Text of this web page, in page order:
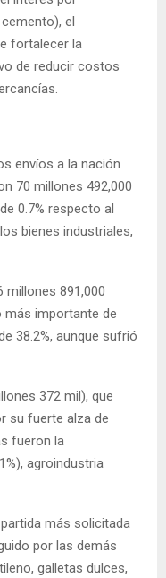
el
fortalecer la
de reducir costos
envíos a la nación
70 millones 492,000
0.7% respecto al
bienes industriales,
millones 891,000
más importante de
38.2%, aunque sufrió
372 mil), que
su fuerte alza de
fueron la
agroindustria
más solicitada
por las demás
galletas dulces,